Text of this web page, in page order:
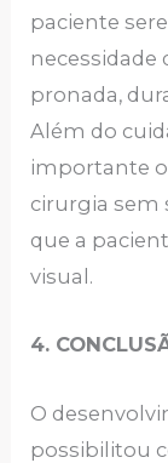
paciente
necessidade
pronada,
Além do
importante o
cirurgia sem
que a
visual.
4.
O
possibilitou